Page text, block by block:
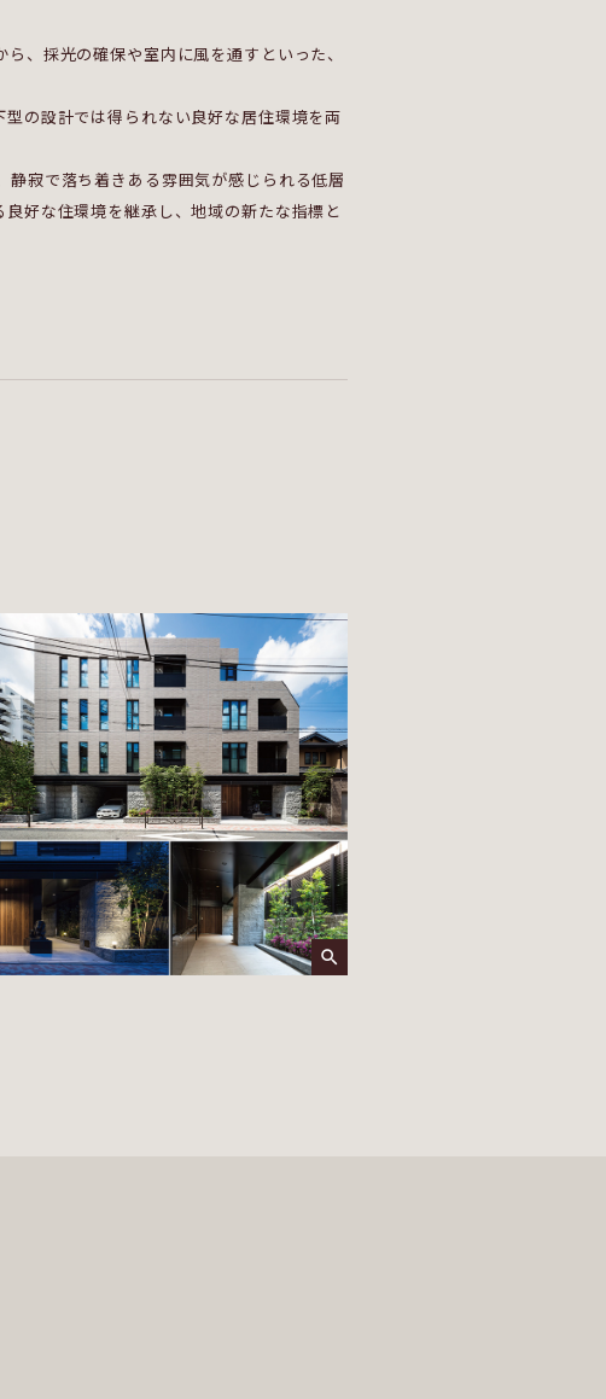
、採光の確保や室内に風を通すといった、
の設計では得られない良好な居住環境を両
寂で落ち着きある雰囲気が感じられる低層
好な住環境を継承し、地域の新たな指標と